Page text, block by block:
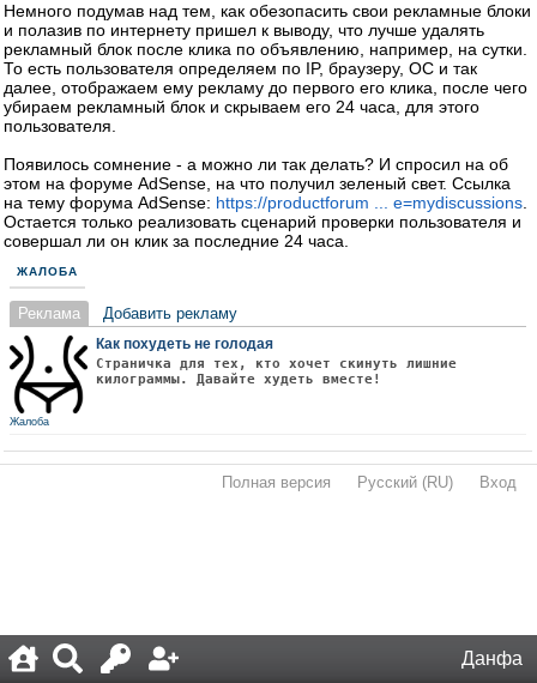
Данфа
Немного подумав над тем, как обезопасить свои рекламные блоки
и полазив по интернету пришел к выводу, что лучше удалять
рекламный блок после клика по объявлению, например, на сутки.
То есть пользователя определяем по IP, браузеру, ОС и так
далее, отображаем ему рекламу до первого его клика, после чего
убираем рекламный блок и скрываем его 24 часа, для этого
пользователя.
Появилось сомнение - а можно ли так делать? И спросил на об
этом на форуме AdSense, на что получил зеленый свет. Ссылка
на тему форума AdSense: https://productforum ... e=mydiscussions
Остается только реализовать сценарий проверки пользователя и
совершал ли он клик за последние 24 часа.
ЖАЛОБА
Реклама Добавить рекламу
Как похудеть не голодая
Страничка для тех, кто хочет скинуть лишние
килограммы. Давайте худеть вместе!
Жалоба
Полная версия Русский (RU) Вход